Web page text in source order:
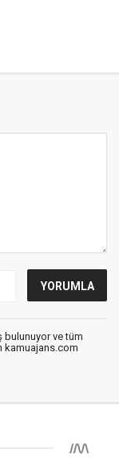
bulunuyor ve tüm
kamuajans.com